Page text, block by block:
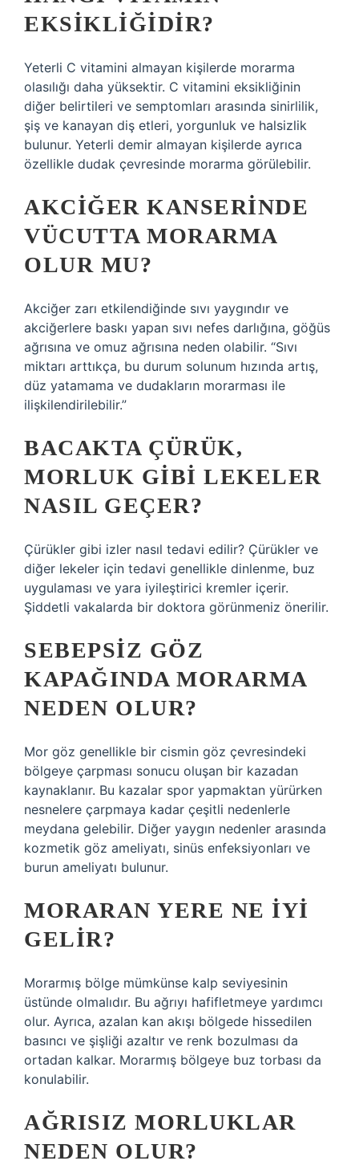
EKSIKLIĞIDIR?
Yeterli C vitamini almayan kişilerde morarma
olasılığı daha yüksektir. C vitamini eksikliğinin
diğer belirtileri ve semptomları arasında sinirlilik,
şiş ve kanayan diş etleri, yorgunluk ve halsizlik
bulunur. Yeterli demir almayan kişilerde ayrıca
özellikle dudak çevresinde morarma görülebilir.
AKCIĞER KANSERINDE
VÜCUTTA MORARMA
OLUR MU?
Akciğer zarı etkilendiğinde sıvı yaygındır ve
akciğerlere baskı yapan sıvı nefes darlığına, göğüs
ağrısına ve omuz ağrısına neden olabilir. “Sıvı
miktarı arttıkça, bu durum solunum hızında artış,
düz yatamama ve dudakların morarması ile
ilişkilendirilebilir.”
BACAKTA ÇÜRÜK,
MORLUK GIBI LEKELER
NASIL GEÇER?
Çürükler gibi izler nasıl tedavi edilir? Çürükler ve
diğer lekeler için tedavi genellikle dinlenme, buz
uygulaması ve yara iyileştirici kremler içerir.
Şiddetli vakalarda bir doktora görünmeniz önerilir.
SEBEPSIZ GÖZ
KAPAĞINDA MORARMA
NEDEN OLUR?
Mor göz genellikle bir cismin göz çevresindeki
bölgeye çarpması sonucu oluşan bir kazadan
kaynaklanır. Bu kazalar spor yapmaktan yürürken
nesnelere çarpmaya kadar çeşitli nedenlerle
meydana gelebilir. Diğer yaygın nedenler arasında
kozmetik göz ameliyatı, sinüs enfeksiyonları ve
burun ameliyatı bulunur.
MORARAN YERE NE IYI
GELIR?
Morarmış bölge mümkünse kalp seviyesinin
üstünde olmalıdır. Bu ağrıyı hafifletmeye yardımcı
olur. Ayrıca, azalan kan akışı bölgede hissedilen
basıncı ve şişliği azaltır ve renk bozulması da
ortadan kalkar. Morarmış bölgeye buz torbası da
konulabilir.
AĞRISIZ MORLUKLAR
NEDEN OLUR?